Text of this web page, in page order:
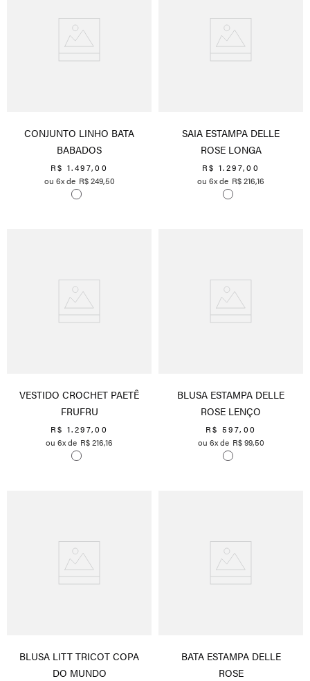
CONJUNTO LINHO BATA
BABADOS
R$ 1.497,00
6
R$249,50
SAIA ESTAMPA DELLE
ROSE LONGA
R$ 1.297,00
6
R$216,16
VESTIDO CROCHET PAETÊ
FRUFRU
R$ 1.297,00
6
R$216,16
BLUSA ESTAMPA DELLE
ROSE LENÇO
R$ 597, 00
6
R$99,50
BLUSA LITT TRICOT COPA
DO MUNDO
BATA ESTAMPA DELLE
ROSE